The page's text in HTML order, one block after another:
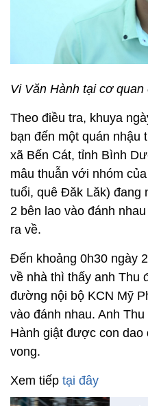
Vi Văn Hành tại cơ quan
Theo điều tra, khuya
bạn đến một quán nhậu
xã Bến Cát, tỉnh Bình
mâu thuẫn với nhóm
tuổi, quê Đăk Lăk) đang
2 bên lao vào đánh
ra về.
Đến khoảng 0h30 ngày
về nhà thì thấy anh Thu
đường nội bộ KCN Mỹ
vào đánh nhau. Anh
Hành giật được con
vong.
Xem tiếp tại đây